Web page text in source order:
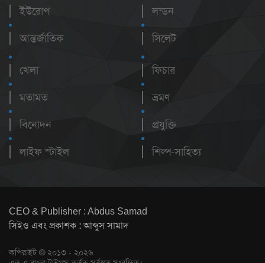
ইউরোপ
আন্তর্জাতিক
লন্ডন
সিলেট
খেলা
মতামত
বিনোদন
লাইফ স্টাইল
ফিচার
ভ্রমণ
প্রযুক্তি
শিল্প-সাহিত্য
CEO & Publisher : Abdus Samad
সিইও এবং প্রকাশক : আব্দুস সামাদ
কপিরাইট © ২০১৩ - ২০২৬